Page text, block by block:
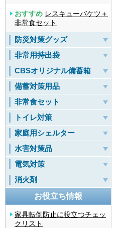
おすすめ レスキューバケツ＋
非常食セット
防災対策グッズ
非常用持出袋
CBSオリジナル備蓄箱
備蓄対策用品
非常食セット
トイレ対策
家庭用シェルター
水害対策品
電気対策
消火剤
お役立ち情報
家具転倒防止に役立つチェッ
クリスト